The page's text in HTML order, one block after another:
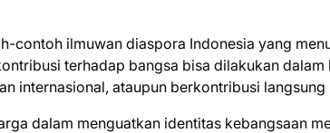
contoh ilmuwan diaspora Indonesia yang
terhadap bangsa bisa dilakukan
internasional, ataupun berkontribusi
dalam menguatkan identitas kebangsaan